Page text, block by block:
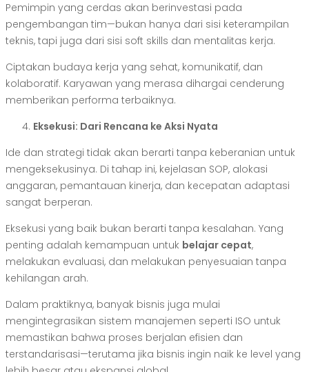
Pemimpin yang cerdas akan berinvestasi pada
pengembangan tim—bukan hanya dari sisi keterampilan
teknis, tapi juga dari sisi soft skills dan mentalitas kerja.
Ciptakan budaya kerja yang sehat, komunikatif, dan
kolaboratif. Karyawan yang merasa dihargai cenderung
memberikan performa terbaiknya.
Eksekusi: Dari Rencana ke Aksi Nyata
Ide dan strategi tidak akan berarti tanpa keberanian untuk
mengeksekusinya. Di tahap ini, kejelasan SOP, alokasi
anggaran, pemantauan kinerja, dan kecepatan adaptasi
sangat berperan.
Eksekusi yang baik bukan berarti tanpa kesalahan. Yang
penting adalah kemampuan untuk belajar cepat,
melakukan evaluasi, dan melakukan penyesuaian tanpa
kehilangan arah.
Dalam praktiknya, banyak bisnis juga mulai
mengintegrasikan sistem manajemen seperti ISO untuk
memastikan bahwa proses berjalan efisien dan
terstandarisasi—terutama jika bisnis ingin naik ke level yang